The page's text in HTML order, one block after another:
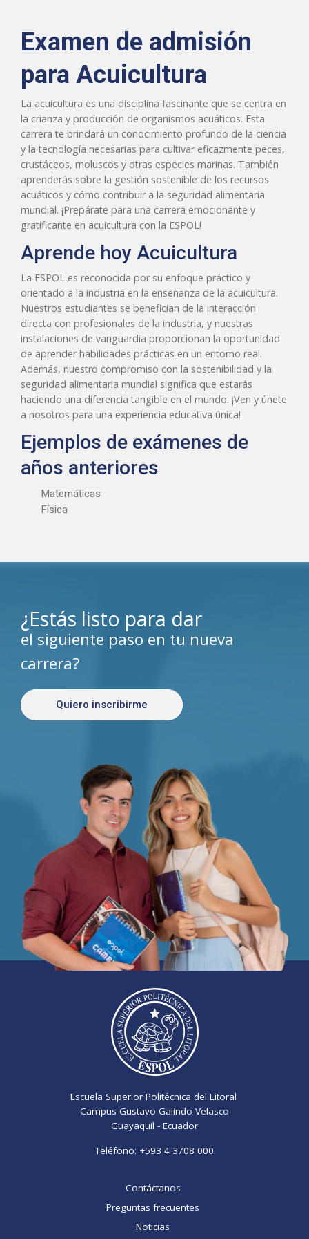
Examen de admisión
para Acuicultura
La acuicultura es una disciplina fascinante que se centra en
la crianza y producción de organismos acuáticos. Esta
carrera te brindará un conocimiento profundo de la ciencia
y la tecnología necesarias para cultivar eficazmente peces,
crustáceos, moluscos y otras especies marinas. También
aprenderás sobre la gestión sostenible de los recursos
acuáticos y cómo contribuir a la seguridad alimentaria
mundial. ¡Prepárate para una carrera emocionante y
gratificante en acuicultura con la ESPOL!
Aprende hoy Acuicultura
La ESPOL es reconocida por su enfoque práctico y
orientado a la industria en la enseñanza de la acuicultura.
Nuestros estudiantes se benefician de la interacción
directa con profesionales de la industria, y nuestras
instalaciones de vanguardia proporcionan la oportunidad
de aprender habilidades prácticas en un entorno real.
Además, nuestro compromiso con la sostenibilidad y la
seguridad alimentaria mundial significa que estarás
haciendo una diferencia tangible en el mundo. ¡Ven y únete
a nosotros para una experiencia educativa única!
Ejemplos de exámenes de
años anteriores
Matemáticas
Física
¿Estás listo para dar
el siguiente paso en tu nueva
carrera?
Quiero inscribirme
Escuela Superior Politécnica del Litoral
Campus Gustavo Galindo Velasco
Guayaquil - Ecuador
Teléfono: +593 4 3708 000
Contáctanos
Preguntas frecuentes
Noticias